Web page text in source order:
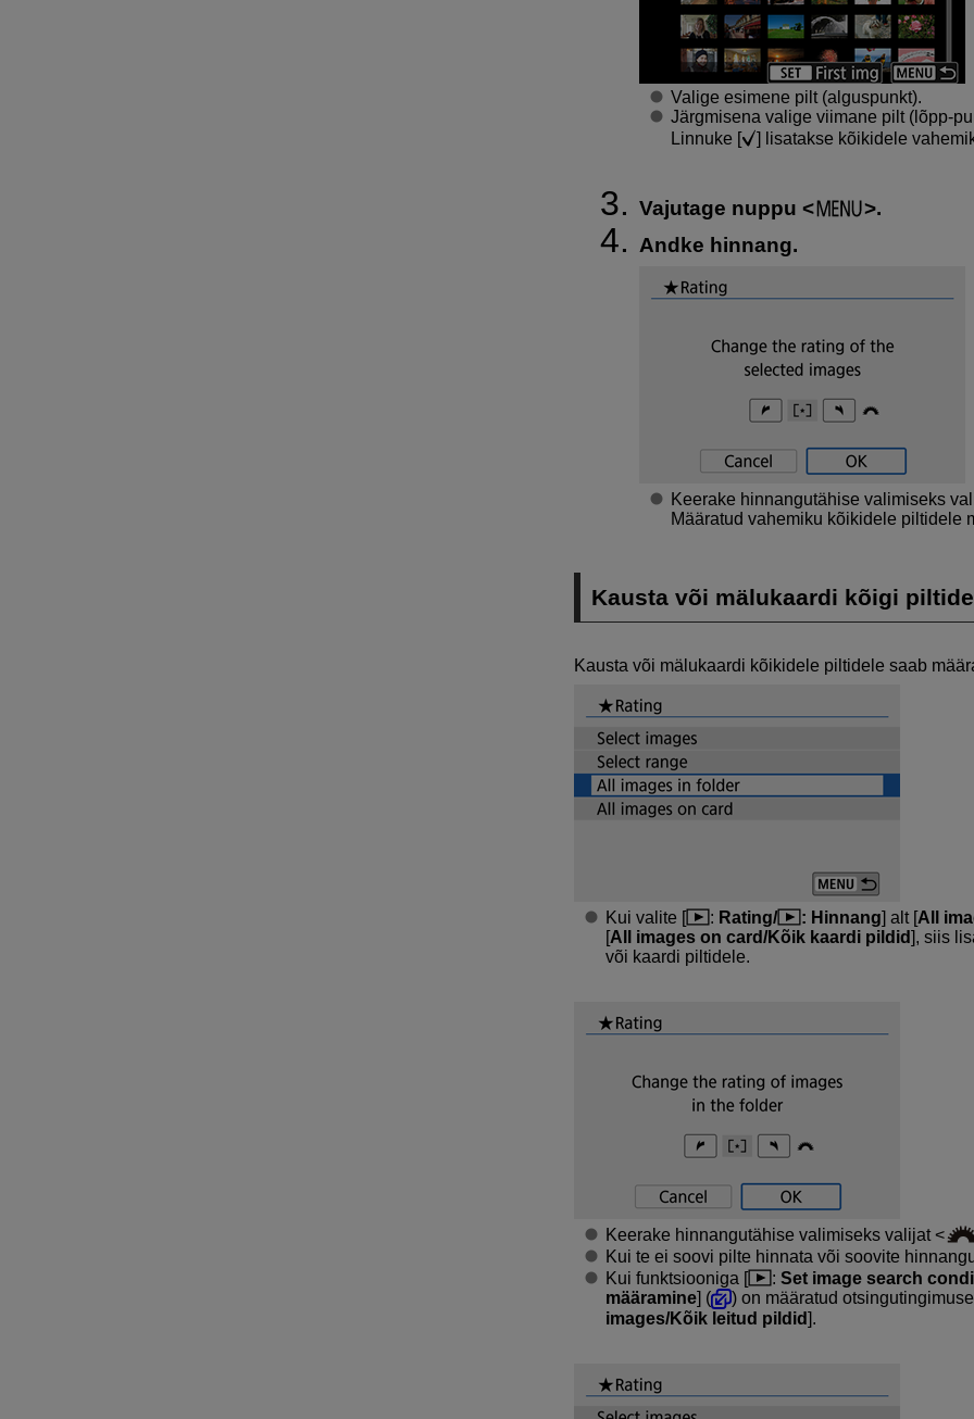
Valige esimene pilt (alguspunkt).
Järgmisena valige viimane pilt (lõpp-
Linnuke [
] lisatakse kõikidele
Vajutage nuppu
.
Andke hinnang.
Keerake hinnangutähise valimiseks
Määratud vahemiku kõikidele piltidele
Kausta või mälukaardi kõigi
Kausta või mälukaardi kõikidele piltidele saab
Kui valite [ : Rating/ : Hinnang] alt [All
[All images on card/Kõik kaardi pildid], siis
või kaardi piltidele.
Keerake hinnangutähise valimiseks valijat
Kui te ei soovi pilte hinnata või soovite
Kui funktsiooniga [
: Set image search
määramine] ( ) on määratud
images/Kõik leitud pildid ].